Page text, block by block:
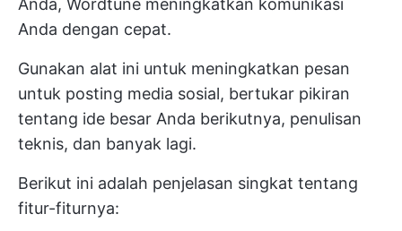
Anda, Wordtune meningkatkan komunikasi
Anda dengan cepat.
Gunakan alat ini untuk meningkatkan pesan
untuk posting media sosial, bertukar pikiran
tentang ide besar Anda berikutnya, penulisan
teknis, dan banyak lagi.
Berikut ini adalah penjelasan singkat tentang
fitur-fiturnya: